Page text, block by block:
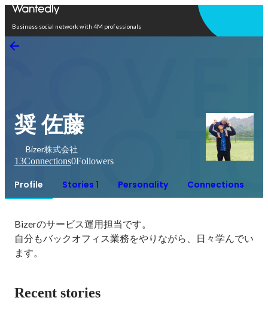
Business social network with 4M professionals
奨 佐藤
Bizer株式会社
13Connections0Followers
Profile Stories 1 Personality Connections
Bizerのサービス運用担当です。
自分もバックオフィス業務をやりながら、日々学んでい
ます。
Recent stories